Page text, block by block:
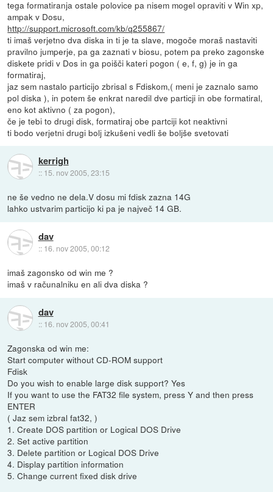
tega formatiranja ostale polovice pa nisem mogel opraviti v Win xp,
ampak v Dosu,
http://support.microsoft.com/kb/q255867/
ti imaš verjetno dva diska in ti je ta slave, mogoče moraš nastaviti
pravilno jumperje, pa ga zaznati v biosu, potem pa preko zagonske
diskete pridi v Dos in ga poišči kateri pogon ( e, f, g) je in ga
formatiraj,
jaz sem nastalo particijo zbrisal s Fdiskom,( meni je zaznalo samo
pol diska ), in potem še enkrat naredil dve particji in obe formatiral,
eno kot aktivno ( za pogon),
če je tebi to drugi disk, formatiraj obe partciji kot neaktivni
ti bodo verjetni drugi bolj izkušeni vedli še boljše svetovati
kerrigh
:: 15. nov 2005, 23:15
ne še vedno ne dela.V dosu mi fdisk zazna 14G
lahko ustvarim particijo ki pa je največ 14 GB.
dav
:: 16. nov 2005, 00:12
imaš zagonsko od win me ?
imaš v računalniku en ali dva diska ?
dav
:: 16. nov 2005, 00:41
Zagonska od win me:
Start computer without CD-ROM support
Fdisk
Do you wish to enable large disk support? Yes
If you want to use the FAT32 file system, press Y and then press
ENTER
( Jaz sem izbral fat32, )
1. Create DOS partition or Logical DOS Drive
2. Set active partition
3. Delete partition or Logical DOS Drive
4. Display partition information
5. Change current fixed disk drive